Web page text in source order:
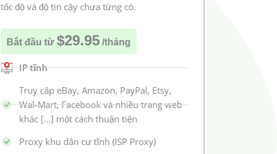
tốc độ và độ tin cậy chưa từng có.
Bắt đầu từ$29.95 /tháng
IP tĩnh
Truy cập eBay, Amazon, PayPal, Etsy,
Wal-Mart, Facebook và nhiều trang web
khác [...] một cách thuận tiện
Proxy khu dân cư tĩnh (ISP Proxy)